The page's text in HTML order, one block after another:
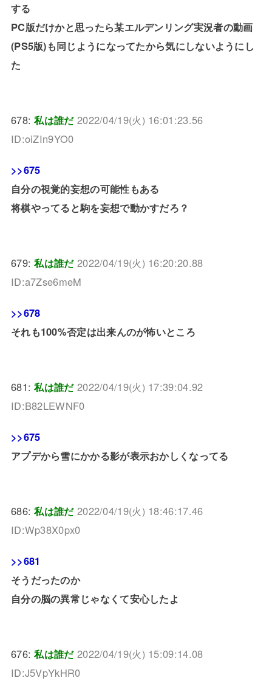
する
PC版だけかと思ったら某エルデンリング実況者の動画
(PS5版)も同じようになってたから気にしないようにし
た
678:私は誰だ 2022/04/19(火) 16:01:23.56
ID:oiZIn9YO0
>>675
自分の視覚的妄想の可能性もある
将棋やってると駒を妄想で動かすだろ？
679:私は誰だ 2022/04/19(火) 16:20:20.88
ID:a7Zse6meM
>>678
それも100%否定は出来んのが怖いところ
681:私は誰だ 2022/04/19(火) 17:39:04.92
ID:B82LEWNF0
>>675
アプデから雪にかかる影が表示おかしくなってる
686:私は誰だ 2022/04/19(火) 18:46:17.46
ID:Wp38X0px0
>>681
そうだったのか
自分の脳の異常じゃなくて安心したよ
676:私は誰だ 2022/04/19(火) 15:09:14.08
ID:J5VpYkHR0